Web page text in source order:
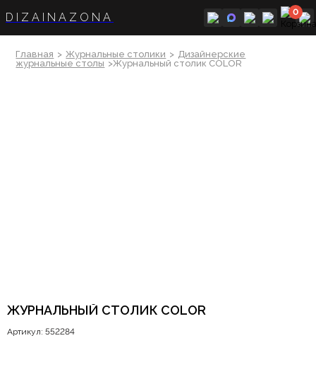
DIZAINAZONA 0
Главная > Журнальные столики > Дизайнерские
журнальные столы >Журнальный столик COLOR
ЖУРНАЛЬНЫЙ СТОЛИК COLOR
Артикул: 552284